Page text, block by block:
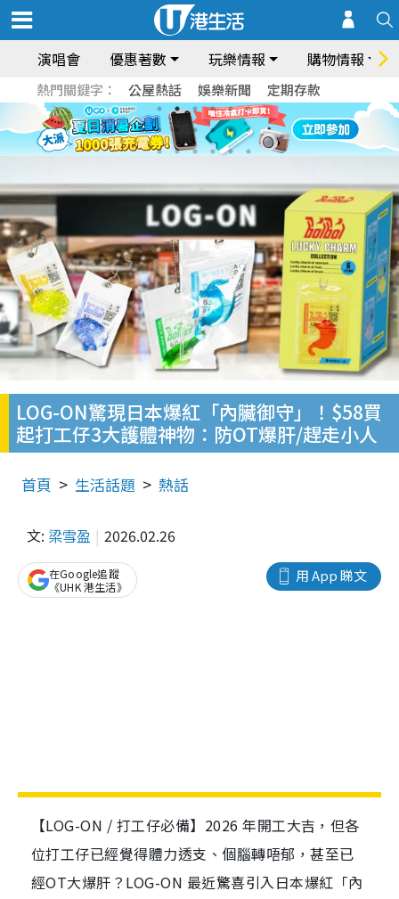
演唱會 優惠著數 玩樂情報 購物情報
熱門關鍵字： 公屋熱話 娛樂新聞 定期存款
LOG-ON驚現日本爆紅「內臟御守」！$58買
起打工仔3大護體神物：防OT爆肝/趕走小人
首頁 生活話題 熱話
文: 梁雪盈 2026.02.26
用 App 睇文
在Google追蹤
《UHK 港生活》
【LOG-ON / 打工仔必備】2026 年開工大吉，但各
位打工仔已經覺得體力透支、個腦轉唔郁，甚至已
經OT大爆肝？LOG-ON 最近驚喜引入日本爆紅「內